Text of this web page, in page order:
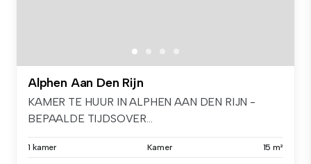
Alphen Aan Den Rijn
KAMER TE HUUR IN ALPHEN AAN DEN RIJN -
BEPAALDE TIJDSOVER...
1 kamer Kamer 15 m²